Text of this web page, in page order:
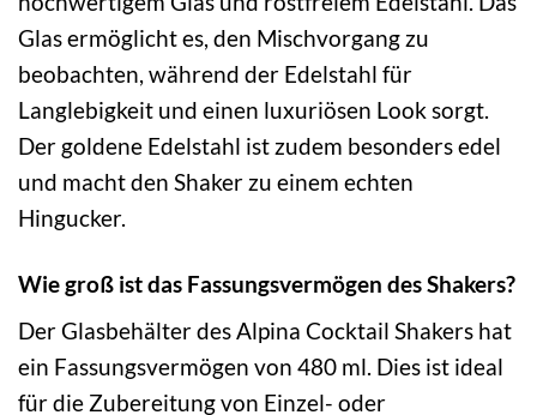
Glas ermöglicht es, den Mischvorgang zu
beobachten, während der Edelstahl für
Langlebigkeit und einen luxuriösen Look sorgt.
Der goldene Edelstahl ist zudem besonders edel
und macht den Shaker zu einem echten
Hingucker.
Wie groß ist das Fassungsvermögen des Shakers?
Der Glasbehälter des Alpina Cocktail Shakers hat
ein Fassungsvermögen von 480 ml. Dies ist ideal
für die Zubereitung von Einzel- oder